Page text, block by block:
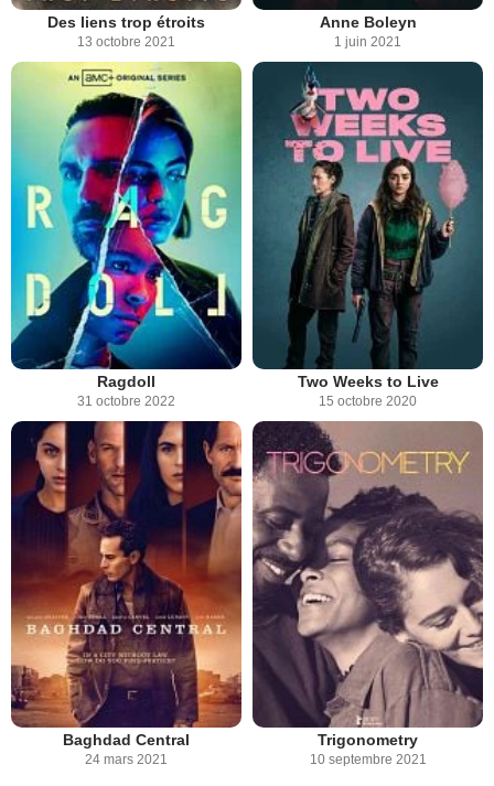
Des liens trop étroits
13 octobre 2021
Anne Boleyn
1 juin 2021
Ragdoll
31 octobre 2022
Two Weeks to Live
15 octobre 2020
Baghdad Central
24 mars 2021
Trigonometry
10 septembre 2021